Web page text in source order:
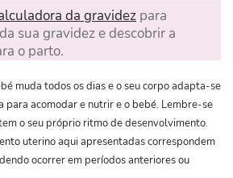
da gravidez para
sua gravidez e descobrir a
o parto.
muda todos os dias e o seu corpo adapta-se
para acomodar e nutrir e o bebé. Lembre-se
o seu próprio ritmo de desenvolvimento.
uterino aqui apresentadas correspondem
ocorrer em períodos anteriores ou